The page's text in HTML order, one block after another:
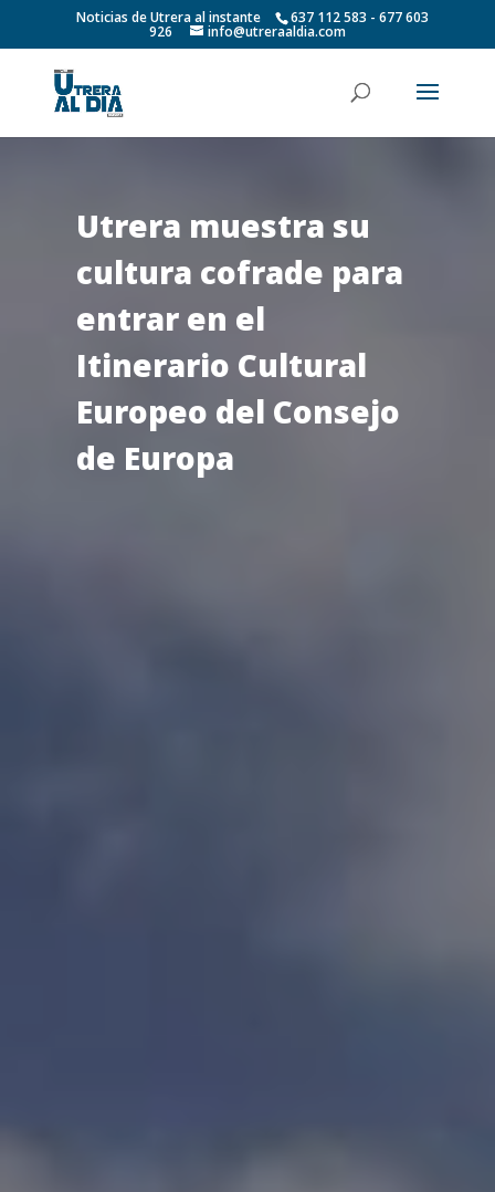
Noticias de Utrera al instante 637 112 583 - 677 603
926 info@utreraaldia.com
Utrera muestra su
cultura cofrade para
entrar en el
Itinerario Cultural
Europeo del Consejo
de Europa